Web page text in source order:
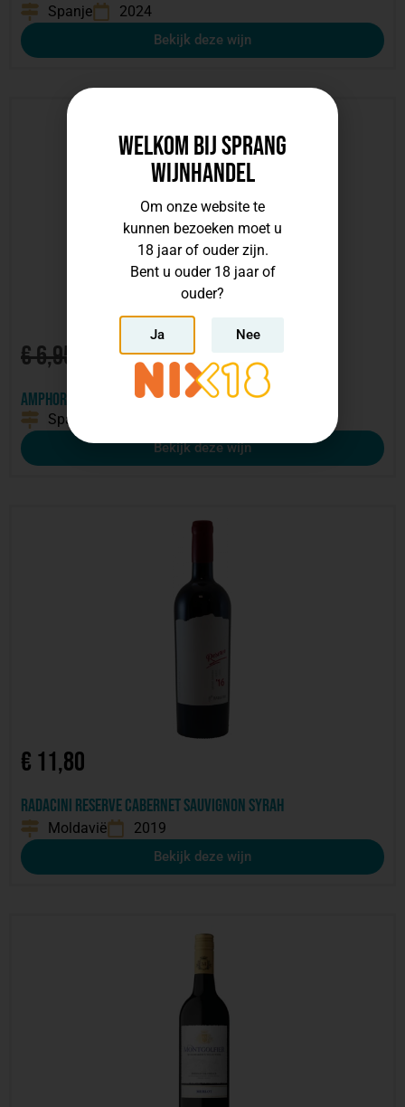
Spanje 2024
Bekijk deze wijn
€6,95 3,47
Amphorum Merlot Biologisch Vegan
Spanje
Bekijk deze wijn
€ 11,80
Radacini Reserve Cabernet Sauvignon Syrah
Moldavië 2019
Bekijk deze wijn
Welkom bij Sprang
Wijnhandel
Om onze website te
kunnen bezoeken moet u
18 jaar of ouder zijn.
Bent u ouder 18 jaar of
ouder?
Ja Nee